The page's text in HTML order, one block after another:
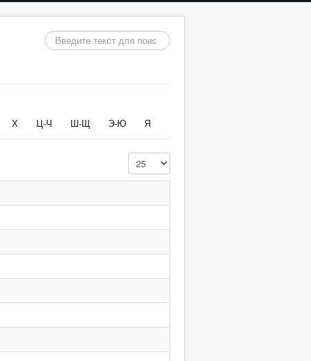
Искать...
Х Ц-Ч Ш-Щ Э-Ю Я
Кол-во строк: